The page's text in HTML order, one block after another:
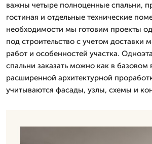
важны четыре полноценные спальни,
гостиная и отдельные технические
необходимости мы готовим проекты
под строительство с учетом доставки
работ и особенностей участка.
спальни заказать можно как в базовом
расширенной архитектурной
учитываются фасады, узлы, схемы и